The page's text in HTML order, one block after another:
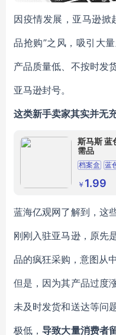
因疫情发展，亚马逊掀
品抢购”之风，吸引大
产品质量低、不按时发
亚马逊封号。
这类新手卖家其实并无
斯马斯 蓝
需品
档案盒 蓝
强力夹
￥ 1.99
蓝海亿观网了解到，这
刚刚入驻亚马逊，原先
品的疯狂采购，意图从
但是，因为其产品过度
未及时发货和送达等问
极低，导致大量消费者